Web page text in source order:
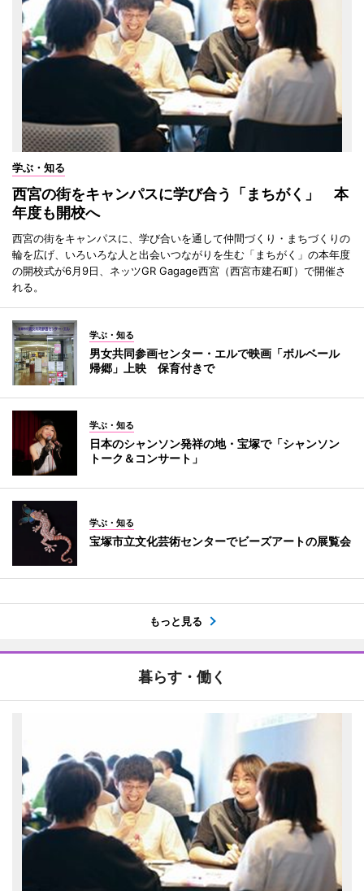
学ぶ・知る
西宮の街をキャンパスに学び合う「まちがく」 本
年度も開校へ
西宮の街をキャンパスに、学び合いを通して仲間づくり・まちづくりの
輪を広げ、いろいろな人と出会いつながりを生む「まちがく」の本年度
の開校式が6月9日、ネッツGR Gagage西宮（西宮市建石町）で開催さ
れる。
学ぶ・知る
男女共同参画センター・エルで映画「ボルベール
帰郷」上映 保育付きで
学ぶ・知る
日本のシャンソン発祥の地・宝塚で「シャンソン
トーク＆コンサート」
学ぶ・知る
宝塚市立文化芸術センターでビーズアートの展覧会
もっと見る
暮らす・働く